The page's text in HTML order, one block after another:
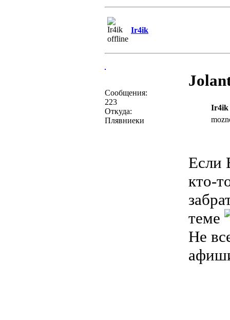
Ir4ik
Сообщения:
223
Откуда:
Плявниеки
Ir4ik
Если
кто-
теме
Не